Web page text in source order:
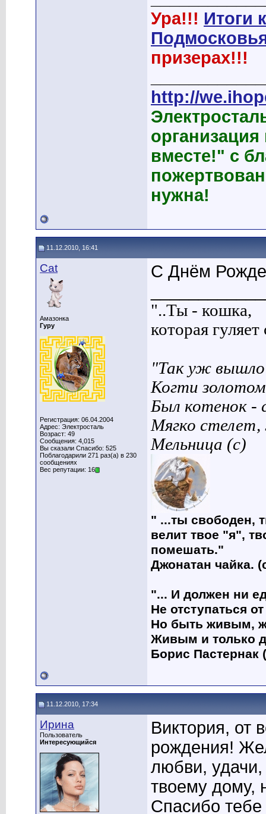
Ура!!! Итоги
призерах!!!
http://
вместе!" с
нужна!
11.12.2010, 16:41
Cat
Амазонка
Гуру
Регистрация: 06.04.2004
Адрес: Электросталь
Возраст: 49
Сообщения: 4,015
Вы сказали Спасибо: 525
Поблагодарили 271 раз(а) в 230
сообщениях
Вес репутации: 16
С Днём
"..Ты - кошка,
которая
"Так уж вышло
Когти
Был котенок -
Мягко
Мельница (с)
" ...ты свободен,
велит твое "я",
помешать."
Джонатан чайка.
"... И должен ни
Не отступаться
Но быть живым,
Живым и только
Борис Пастернак
11.12.2010, 17:34
Ирина
Пользователь
Интересующийся
Виктория, от
рождения!
любви, удачи,
твоему дому,
Спасибо